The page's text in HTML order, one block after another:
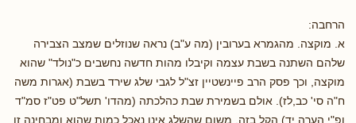
הרחבה:
א. מוקצה. מהגמרא בערובין (מה ע"ב) נראה שנוזלים שמצב הצבירה
שלהם השתנה בשבת עצמה וקיבלו מהות חדשה נחשבים כ"נולד" שהוא
מוקצה, וכך פסק הרב פיינשטיין זצ"ל לגבי שלג שירד בשבת (אגרות משה
ח"ה סי' כב,לז). אולם בשמירת שבת כהלכתה (מהדו' תשל"ט פט"ז סמ"ד
ופ"י הערה יד) הקל בזה, משום שהשלג אינו נאכל כמות שהוא ומבחינה זו